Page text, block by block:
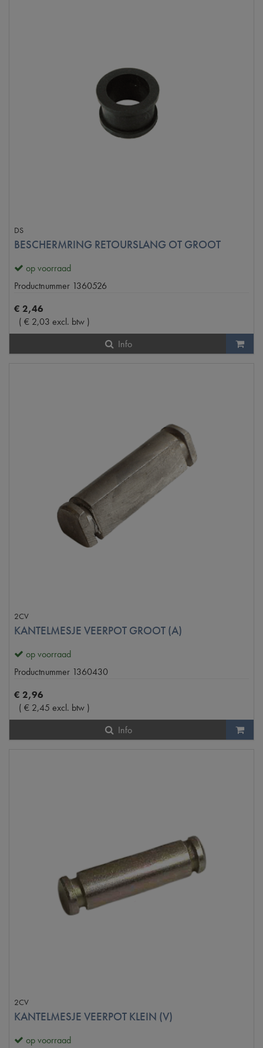
DS
BESCHERMRING RETOURSLANG OT GROOT
op voorraad
Productnummer 1360526
€ 2,46
( € 2,03 excl. btw )
Info
2CV
KANTELMESJE VEERPOT GROOT (A)
op voorraad
Productnummer 1360430
€ 2,96
( € 2,45 excl. btw )
Info
2CV
KANTELMESJE VEERPOT KLEIN (V)
op voorraad